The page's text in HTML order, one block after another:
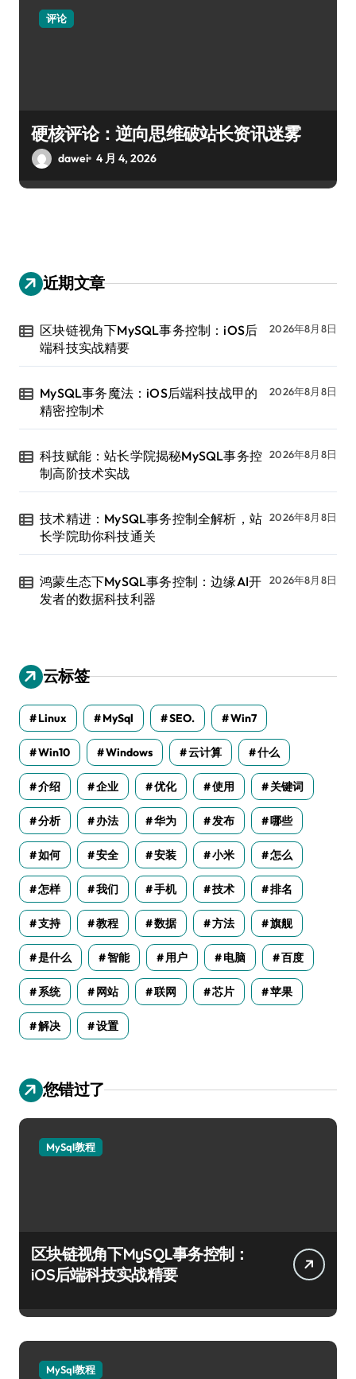
评论
硬核评论：逆向思维破站长资讯迷雾
dawei 4 月 4, 2026
近期文章
区块链视角下MySQL事务控制：iOS后
端科技实战精要
2026年8月8日
MySQL事务魔法：iOS后端科技战甲的
精密控制术
2026年8月8日
科技赋能：站长学院揭秘MySQL事务控
制高阶技术实战
2026年8月8日
技术精进：MySQL事务控制全解析，站
长学院助你科技通关
2026年8月8日
鸿蒙生态下MySQL事务控制：边缘AI开
发者的数据科技利器
2026年8月8日
云标签
Linux MySql SEO. Win7
Win10 Windows 云计算 什么
介绍 企业 优化 使用 关键词
分析 办法 华为 发布 哪些
如何 安全 安装 小米 怎么
怎样 我们 手机 技术 排名
支持 教程 数据 方法 旗舰
是什么 智能 用户 电脑 百度
系统 网站 联网 芯片 苹果
解决 设置
您错过了
MySql教程
区块链视角下MySQL事务控制：
iOS后端科技实战精要
MySql教程